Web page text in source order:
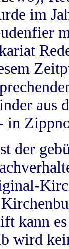
im
aus
in
der
kann
wird